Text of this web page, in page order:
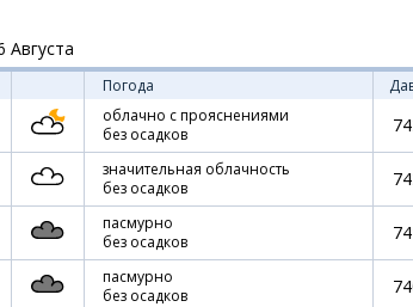
Августа
Погода
облачно с прояснениями
без осадков
значительная облачность
без осадков
пасмурно
без осадков
пасмурно
без осадков